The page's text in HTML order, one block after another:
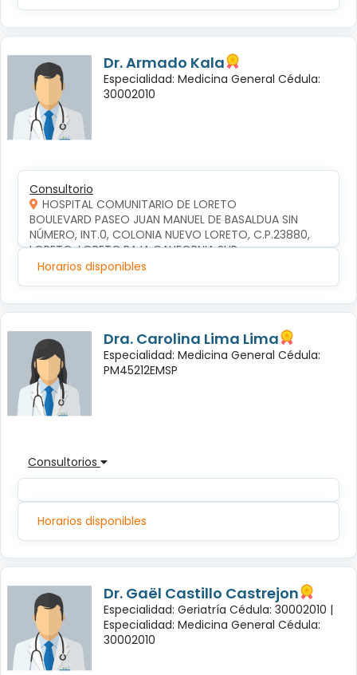
Dr. Armado Kala
Especialidad: Medicina General Cédula:
30002010
Consultorio
HOSPITAL COMUNITARIO DE LORETO
BOULEVARD PASEO JUAN MANUEL DE BASALDUA SIN
NÚMERO, INT.0, COLONIA NUEVO LORETO, C.P.23880,
LORETO, LORETO,BAJA CALIFORNIA SUR
Horarios disponibles
Dra. Carolina Lima Lima
Especialidad: Medicina General Cédula:
PM45212EMSP
Consultorios
Horarios disponibles
Dr. Gaël Castillo Castrejon
Especialidad: Geriatría Cédula: 30002010 |
Especialidad: Medicina General Cédula:
30002010